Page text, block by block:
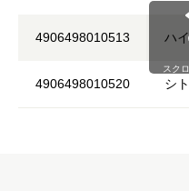
4906498010513 ハ
4906498010520 シ
スク